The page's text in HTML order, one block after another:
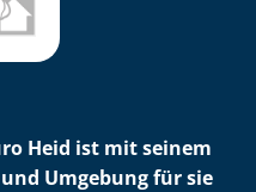
Heid ist mit seinem
Umgebung für sie